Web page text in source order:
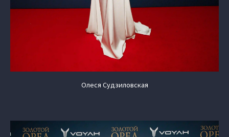
Олеся Судзиловская